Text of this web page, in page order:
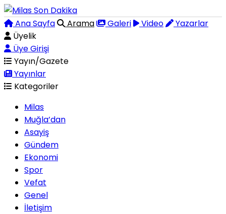
Ana Sayfa Arama Galeri Video
Yazarlar
Üyelik
Üye Girişi
Yayın/Gazete
Yayınlar
Kategoriler
Milas
Muğla’dan
Asayiş
Gündem
Ekonomi
Spor
Vefat
Genel
İletişim